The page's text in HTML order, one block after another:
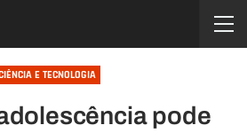
E TECNOLOGIA
pode